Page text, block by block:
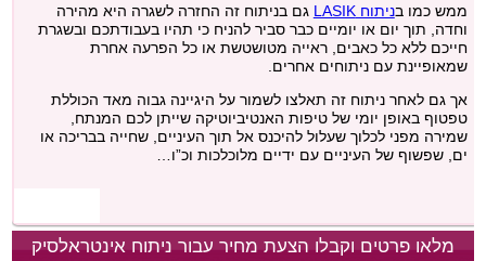
ממש כמו בניתוח LASIK
גם בניתוח זה החזרה לשגרה היא מהירה
וחדה, תוך יום או יומיים כבר סביר להניח כי תהיו בעבודתכם ובשגרת
חייכם ללא כל כאבים, ראייה מטושטשת או כל הפרעה אחרת
שמאופיינת עם ניתוחים אחרים.
אך גם לאחר ניתוח זה תאלצו לשמור על היגיינה גבוה מאד הכוללת
טפטוף באופן יומי של טיפות האנטיביוטיקה שייתן לכם המנתח,
שמירה מפני לכלוך שעלול להיכנס אל תוך העיניים, שחייה בבריכה או
ים, שפשוף של העיניים עם ידיים מלוכלכות וכ”ו…
מלאו פרטים וקבלו הצעת מחיר עבור ניתוח אינטראלסיק